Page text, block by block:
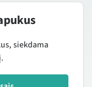
produktus ir
apžvalgas.
siekdama